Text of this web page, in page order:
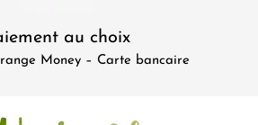
au choix
Money – Carte bancaire